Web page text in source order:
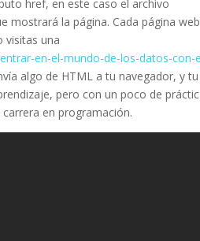
href, en este caso el archivo
mostrará la página. Cada página
visitas una
en-el-mundo-de-los-datos-con-
algo de HTML a tu navegador, y tu
pero con un poco de
en programación.